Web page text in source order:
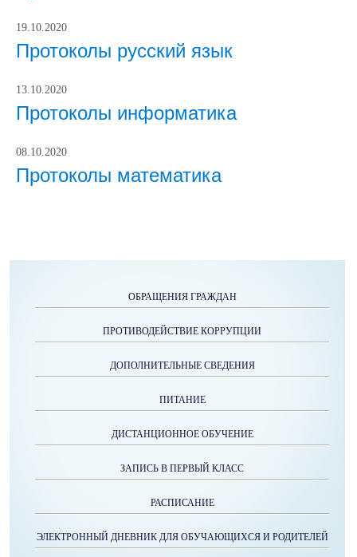
19.10.2020
Протоколы русский язык
13.10.2020
Протоколы информатика
08.10.2020
Протоколы математика
ОБРАЩЕНИЯ ГРАЖДАН
ПРОТИВОДЕЙСТВИЕ КОРРУПЦИИ
ДОПОЛНИТЕЛЬНЫЕ СВЕДЕНИЯ
ПИТАНИЕ
ДИСТАНЦИОННОЕ ОБУЧЕНИЕ
ЗАПИСЬ В ПЕРВЫЙ КЛАСС
РАСПИСАНИЕ
ЭЛЕКТРОННЫЙ ДНЕВНИК ДЛЯ ОБУЧАЮЩИХСЯ И РОДИТЕЛЕЙ